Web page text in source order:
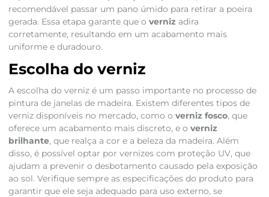
recomendável passar um pano úmido para retirar a poeira
gerada. Essa etapa garante que o vernizadira
corretamente, resultando em um acabamento mais
uniforme e duradouro.
Escolha do verniz
A escolha do verniz é um passo importante no processo de
pintura de janelas de madeira. Existem diferentes tipos de
verniz disponíveis no mercado, como o verniz fosco, que
oferece um acabamento mais discreto, e o verniz
brilhante, que realça a cor e a beleza da madeira. Além
disso, é possível optar por vernizes com proteção UV, que
ajudam a prevenir o desbotamento causado pela exposição
ao sol. Verifique sempre as especificações do produto para
garantir que ele seja adequado para uso externo, se